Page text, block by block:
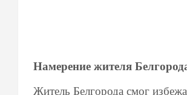
Намерение жителя
Житель Белгорода смог